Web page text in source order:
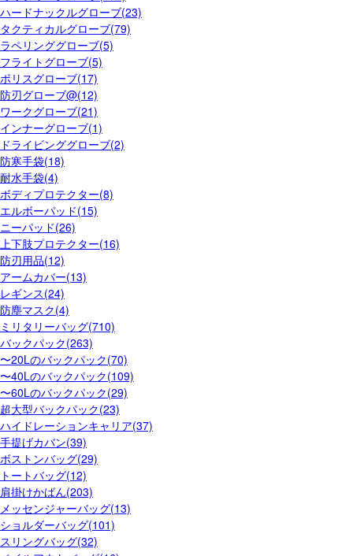
ハードナックルグローブ(23)
タクティカルグローブ(79)
ラペリンググローブ(5)
フライトグローブ(5)
ポリスグローブ(17)
防刃グローブ@(12)
ワークグローブ(21)
インナーグローブ(1)
ドライビンググローブ(2)
防寒手袋(18)
耐水手袋(4)
ボディプロテクター(8)
エルボーパッド(15)
ニーパッド(26)
上下肢プロテクター(16)
防刃用品(12)
アームカバー(13)
レギンス(24)
防塵マスク(4)
ミリタリーバッグ(710)
バックパック(263)
〜20Lのバックパック(70)
〜40Lのバックパック(109)
〜60Lのバックパック(29)
超大型バックパック(23)
ハイドレーションキャリア(37)
手提げカバン(39)
ボストンバッグ(29)
トートバッグ(12)
肩掛けかばん(203)
メッセンジャーバッグ(13)
ショルダーバッグ(101)
スリングバッグ(32)